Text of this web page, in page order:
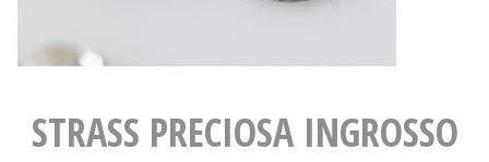
STRASS PRECIOSA INGROSSO